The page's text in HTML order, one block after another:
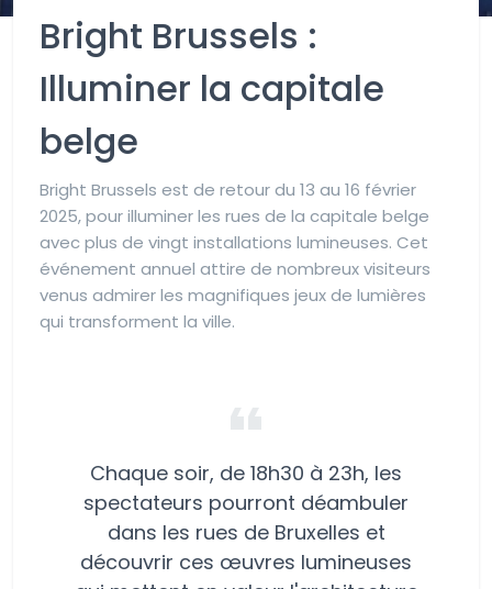
Bright Brussels :
Illuminer la capitale
belge
Bright Brussels est de retour du 13 au 16 février
2025, pour illuminer les rues de la capitale belge
avec plus de vingt installations lumineuses. Cet
événement annuel attire de nombreux visiteurs
venus admirer les magnifiques jeux de lumières
qui transforment la ville.
Chaque soir, de 18h30 à 23h, les
spectateurs pourront déambuler
dans les rues de Bruxelles et
découvrir ces œuvres lumineuses